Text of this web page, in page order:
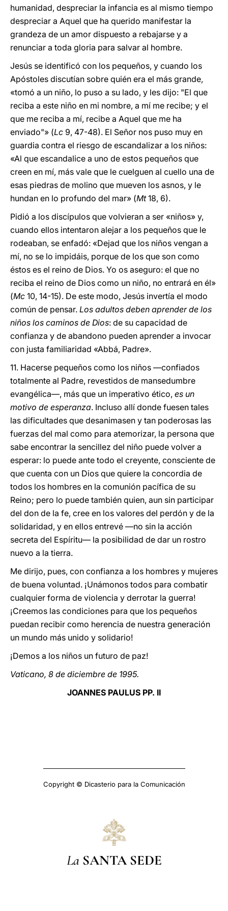
humanidad, despreciar la infancia es al mismo tiempo
despreciar a Aquel que ha querido manifestar la
grandeza de un amor dispuesto a rebajarse y a
renunciar a toda gloria para salvar al hombre.
Jesús se identificó con los pequeños, y cuando los
Apóstoles discutían sobre quién era el más grande,
«tomó a un niño, lo puso a su lado, y les dijo: "El que
reciba a este niño en mi nombre, a mí me recibe; y el
que me reciba a mí, recibe a Aquel que me ha
enviado"» (Lc 9, 47-48). El Señor nos puso muy en
guardia contra el riesgo de escandalizar a los niños:
«Al que escandalice a uno de estos pequeños que
creen en mí, más vale que le cuelguen al cuello una de
esas piedras de molino que mueven los asnos, y le
hundan en lo profundo del mar» (Mt18, 6).
Pidió a los discípulos que volvieran a ser «niños» y,
cuando ellos intentaron alejar a los pequeños que le
rodeaban, se enfadó: «Dejad que los niños vengan a
mí, no se lo impidáis, porque de los que son como
éstos es el reino de Dios. Yo os aseguro: el que no
reciba el reino de Dios como un niño, no entrará en él»
(Mc 10, 14-15). De este modo, Jesús invertía el modo
común de pensar. Los adultos deben aprender de los
niños los caminos de Dios: de su capacidad de
confianza y de abandono pueden aprender a invocar
con justa familiaridad «Abbá, Padre».
11. Hacerse pequeños como los niños —confiados
totalmente al Padre, revestidos de mansedumbre
evangélica—, más que un imperativo ético, es un
motivo de esperanza. Incluso allí donde fuesen tales
las dificultades que desanimasen y tan poderosas las
fuerzas del mal como para atemorizar, la persona que
sabe encontrar la sencillez del niño puede volver a
esperar: lo puede ante todo el creyente, consciente de
que cuenta con un Dios que quiere la concordia de
todos los hombres en la comunión pacífica de su
Reino; pero lo puede también quien, aun sin participar
del don de la fe, cree en los valores del perdón y de la
solidaridad, y en ellos entrevé —no sin la acción
secreta del Espíritu— la posibilidad de dar un rostro
nuevo a la tierra.
Me dirijo, pues, con confianza a los hombres y mujeres
de buena voluntad. ¡Unámonos todos para combatir
cualquier forma de violencia y derrotar la guerra!
¡Creemos las condiciones para que los pequeños
puedan recibir como herencia de nuestra generación
un mundo más unido y solidario!
¡Demos a los niños un futuro de paz!
Vaticano, 8 de diciembre de 1995.
JOANNES PAULUS PP. II
Copyright © Dicasterio para la Comunicación
La SANTA SEDE